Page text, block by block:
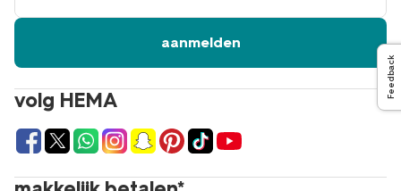
volg HEMA
aanmelden
Feedback